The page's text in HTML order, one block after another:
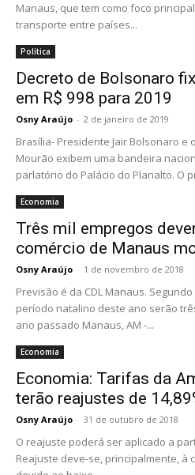
Manaus, que tem como foco
transporte entre países...
Política
Decreto de Bolsonaro
em R$ 998 para 2019
Osny Araújo - 2 de janeiro de 2019
Brasília- Presidente Jair Bolsonaro e
Mourão exibem uma bandeira
parlatório do Palácio do Planalto. O
Economia
Três mil empregos
comércio de Manaus
Osny Araújo - 1 de novembro de 2018
Previsão é da CDL Manaus.
período natalino deste ano serão
ano passado Manaus, AM -...
Economia
Economia: Tarifas da
terão reajustes de
Osny Araújo - 31 de outubro de 2018
O reajuste poderá ser aplicado a
Reajuste deve-se, principalmente, à